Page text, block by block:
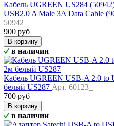
Кабель UGREEN US284
USB2.0 A Male 3A Data Cable
50942_
900 руб
В корзину
в наличии
Кабель UGREEN USB-A 2.0 to
белый US287 Арт. 60123_
700 руб
В корзину
в наличии